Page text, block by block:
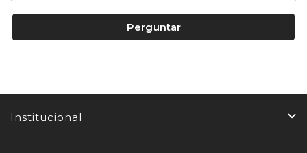
Perguntar
Institucional